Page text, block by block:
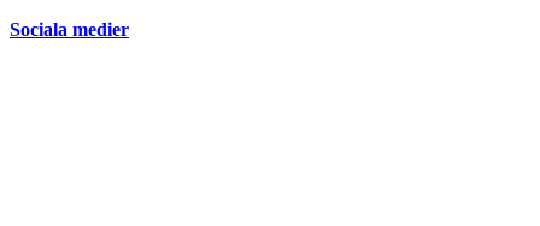
Sociala medier